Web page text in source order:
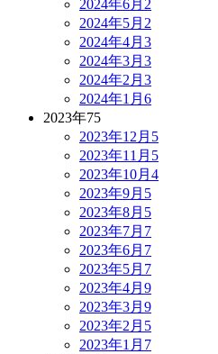
2024年6月 2
2024年5月 2
2024年4月 3
2024年3月 3
2024年2月 3
2024年1月 6
2023年75
2023年12月 5
2023年11月 5
2023年10月 4
2023年9月 5
2023年8月 5
2023年7月 7
2023年6月 7
2023年5月 7
2023年4月 9
2023年3月 9
2023年2月 5
2023年1月 7